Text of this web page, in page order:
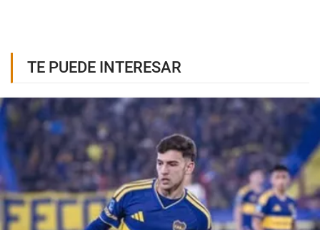
TE PUEDE INTERESAR